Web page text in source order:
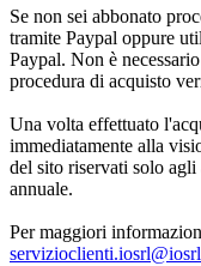
Se non sei abbonato
tramite Paypal oppure
Paypal. Non è
procedura di acquisto
Una volta effettuato
immediatamente alla
del sito riservati solo
annuale.
Per maggiori